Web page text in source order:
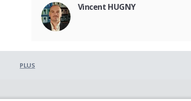
Vincent HUGNY
PLUS